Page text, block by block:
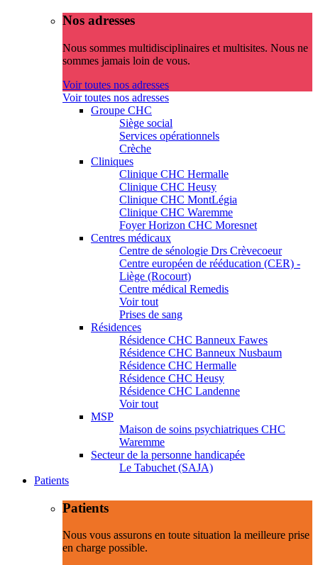
Nos adresses
Nous sommes multidisciplinaires et multisites. Nous ne
sommes jamais loin de vous.
Voir toutes nos adresses
Voir toutes nos adresses
Groupe CHC
Siège social
Services opérationnels
Crèche
Cliniques
Clinique CHC Hermalle
Clinique CHC Heusy
Clinique CHC MontLégia
Clinique CHC Waremme
Foyer Horizon CHC Moresnet
Centres médicaux
Centre de sénologie Drs Crèvecoeur
Centre européen de rééducation (CER) -
Liège (Rocourt)
Centre médical Remedis
Voir tout
Prises de sang
Résidences
Résidence CHC Banneux Fawes
Résidence CHC Banneux Nusbaum
Résidence CHC Hermalle
Résidence CHC Heusy
Résidence CHC Landenne
Voir tout
MSP
Maison de soins psychiatriques CHC
Waremme
Secteur de la personne handicapée
Le Tabuchet (SAJA)
Patients
Patients
Nous vous assurons en toute situation la meilleure prise
en charge possible.